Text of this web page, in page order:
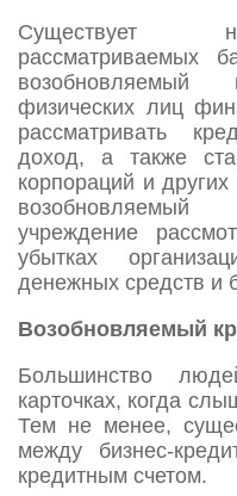
Существует
рассматриваемых
физических лиц
рассматривать
доход, а также
корпораций и
учреждение
убытках
денежных средств и
Возобновляемый
Большинство
карточках, когда
Тем не менее,
между бизнес-
кредитным счетом.